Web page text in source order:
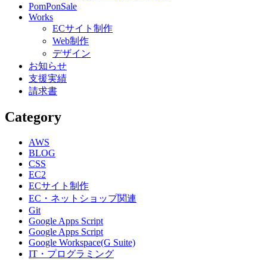
PomPonSale
Works
ECサイト制作
Web制作
デザイン
お知らせ
支援実績
請求書
Category
AWS
BLOG
CSS
EC2
ECサイト制作
EC・ネットショップ関連
Git
Google Apps Script
Google Apps Script
Google Workspace(G Suite)
IT・プログラミング